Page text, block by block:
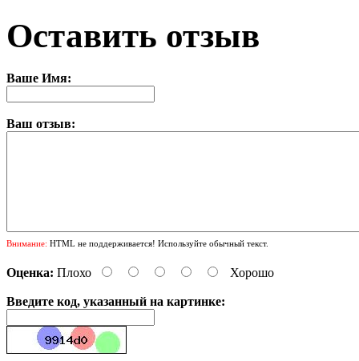
Оставить отзыв
Ваше Имя:
Ваш отзыв:
Внимание: HTML не поддерживается! Используйте обычный текст.
Оценка: Плохо Хорошо
Введите код, указанный на картинке: